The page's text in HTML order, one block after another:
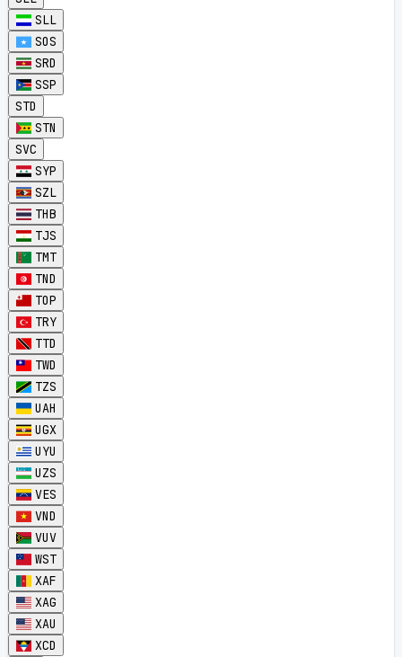
SLL
SOS
SRD
SSP
STD
STN
SVC
SYP
SZL
THB
TJS
TMT
TND
TOP
TRY
TTD
TWD
TZS
UAH
UGX
UYU
UZS
VES
VND
VUV
WST
XAF
XAG
XAU
XCD